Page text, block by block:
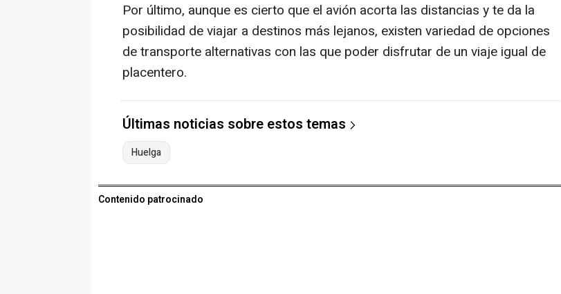
Por último, aunque es cierto que el avión acorta las distancias y te da la
posibilidad de viajar a destinos más lejanos, existen variedad de opciones
de transporte alternativas con las que poder disfrutar de un viaje igual de
placentero.
Últimas noticias sobre estos temas
Huelga
Contenido patrocinado